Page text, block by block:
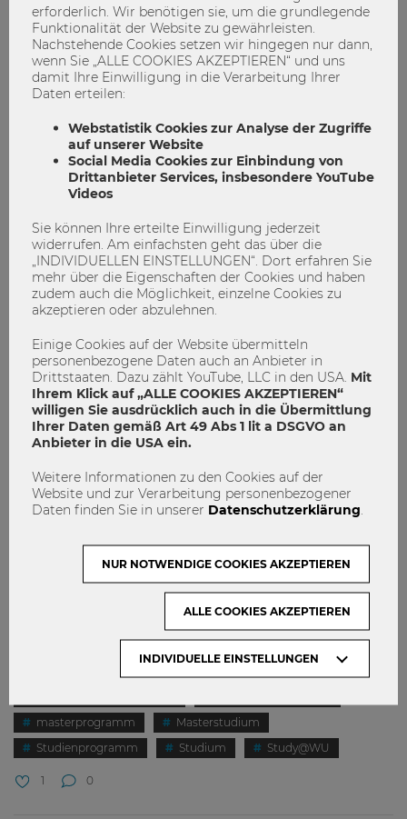
Verpass mit diesen Insider-Tipps nicht
die erste Bewerbungsdeadline des
CEMS-Master!
Bewerbung CEMS
Master
masterprogramm
Studium
0 0
STUDIEREN
Sprichst du die Sprache der Wirtschaft?
masterprogramm
Masterstudium
Studienprogramm
Studium Study@WU
1 0
erforderlich. Wir benötigen sie, um die grundlegende
Funktionalität der Website zu gewährleisten.
Nachstehende Cookies setzen wir hingegen nur dann,
wenn Sie „ALLE COOKIES AKZEPTIEREN“ und uns
damit Ihre Einwilligung in die Verarbeitung Ihrer
Daten erteilen:
Webstatistik Cookies zur Analyse der Zugriffe
auf unserer Website
Social Media Cookies zur Einbindung von
Drittanbieter Services, insbesondere YouTube
Videos
Sie können Ihre erteilte Einwilligung jederzeit
widerrufen. Am einfachsten geht das über die
„INDIVIDUELLEN EINSTELLUNGEN“. Dort erfahren Sie
mehr über die Eigenschaften der Cookies und haben
zudem auch die Möglichkeit, einzelne Cookies zu
akzeptieren oder abzulehnen.
Einige Cookies auf der Website übermitteln
personenbezogene Daten auch an Anbieter in
Drittstaaten. Dazu zählt YouTube, LLC in den USA. Mit
Ihrem Klick auf „ALLE COOKIES AKZEPTIEREN“
willigen Sie ausdrücklich auch in die Übermittlung
Ihrer Daten gemäß Art 49 Abs 1 lit a DSGVO an
Anbieter in die USA ein.
Weitere Informationen zu den Cookies auf der
Website und zur Verarbeitung personenbezogener
Daten finden Sie in unserer Datenschutzerklärung
INDIVIDUELLE EINSTELLUNGEN
NUR NOTWENDIGE COOKIES AKZEPTIEREN
ALLE COOKIES AKZEPTIEREN